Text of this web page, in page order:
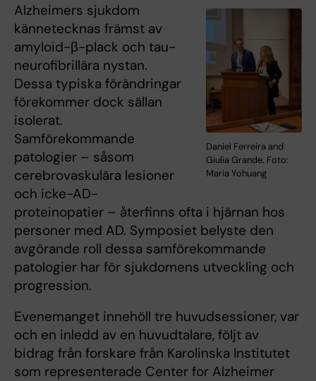
Daniel Ferreira and
Giulia Grande. Foto:
Maria Yohuang
Alzheimers sjukdom
kännetecknas främst av
amyloid-β-plack och tau-
neurofibrillära nystan.
Dessa typiska förändringar
förekommer dock sällan
isolerat.
Samförekommande
patologier – såsom
cerebrovaskulära lesioner
och icke-AD-
proteinopatier – återfinns ofta i hjärnan hos
personer med AD. Symposiet belyste den
avgörande roll dessa samförekommande
patologier har för sjukdomens utveckling och
progression.
Evenemanget innehöll tre huvudsessioner, var
och en inledd av en huvudtalare, följt av
bidrag från forskare från Karolinska Institutet
som representerade Center for Alzheimer